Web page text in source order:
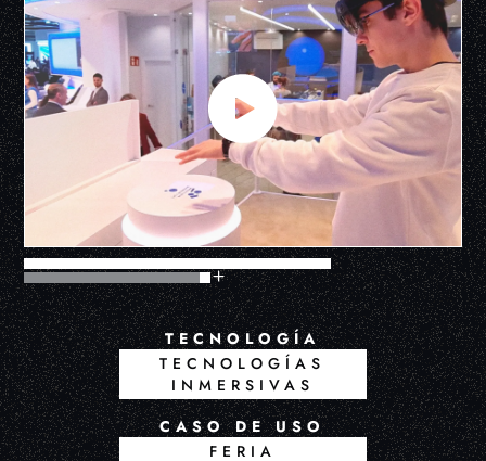
TECNOLOGÍA
TECNOLOGÍAS
INMERSIVAS
CASO DE USO
FERIA